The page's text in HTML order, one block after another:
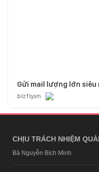
Gửi mail lượng lớn siêu
bizfly.vn
CHỊU TRÁCH NHIỆM
Bà Nguyễn Bích Minh